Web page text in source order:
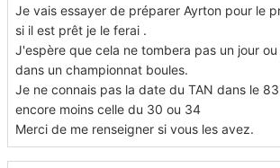
Je vais essayer de préparer Ayrton pour le
si il est prêt je le ferai .
J'espère que cela ne tombera pas un jour
dans un championnat boules.
Je ne connais pas la date du TAN dans le
encore moins celle du 30 ou 34
Merci de me renseigner si vous les avez.